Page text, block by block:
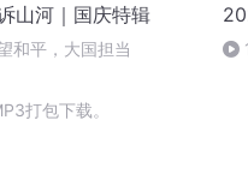
山河｜国庆特辑
和平，大国担当
打包下载。